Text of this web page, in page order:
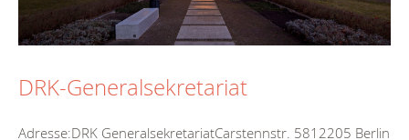
DRK-Generalsekretariat
Adresse:DRK GeneralsekretariatCarstennstr. 5812205 Berlin